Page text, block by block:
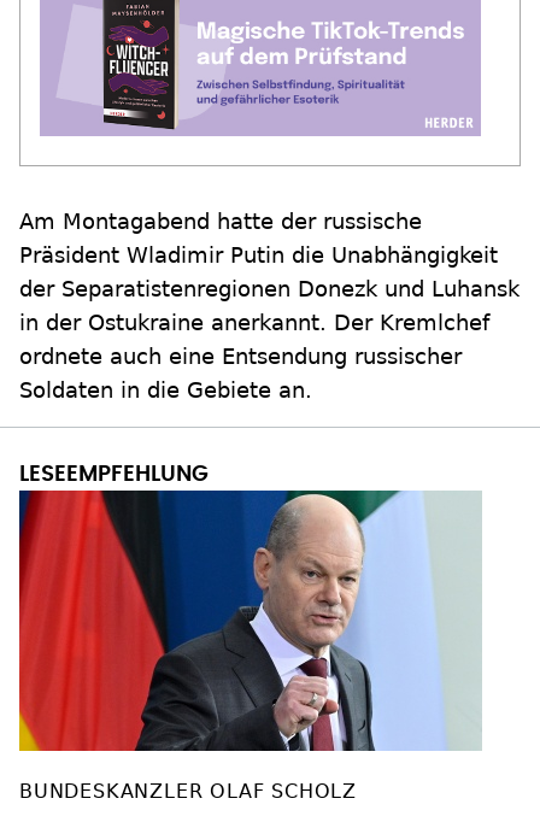
Am Montagabend hatte der russische
Präsident Wladimir Putin die Unabhängigkeit
der Separatistenregionen Donezk und Luhansk
in der Ostukraine anerkannt. Der Kremlchef
ordnete auch eine Entsendung russischer
Soldaten in die Gebiete an.
BUNDESKANZLER OLAF SCHOLZ